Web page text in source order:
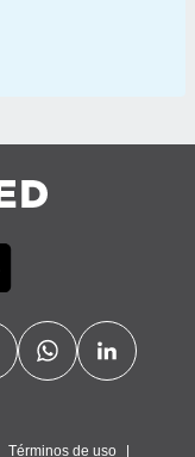
Términos de uso